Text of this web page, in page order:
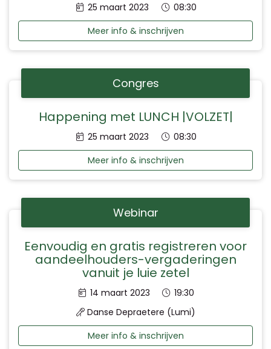
Datum:
25 maart 2023 Tijd:
08:30
Meer info & inschrijven
Congres
Happening met LUNCH |VOLZET|
Datum:
25 maart 2023 Tijd:
08:30
Meer info & inschrijven
Webinar
Eenvoudig en gratis registreren voor
aandeelhouders-vergaderingen
vanuit je luie zetel
Datum:
14 maart 2023 Tijd:
19:30
Danse Depraetere (Lumi)
Meer info & inschrijven